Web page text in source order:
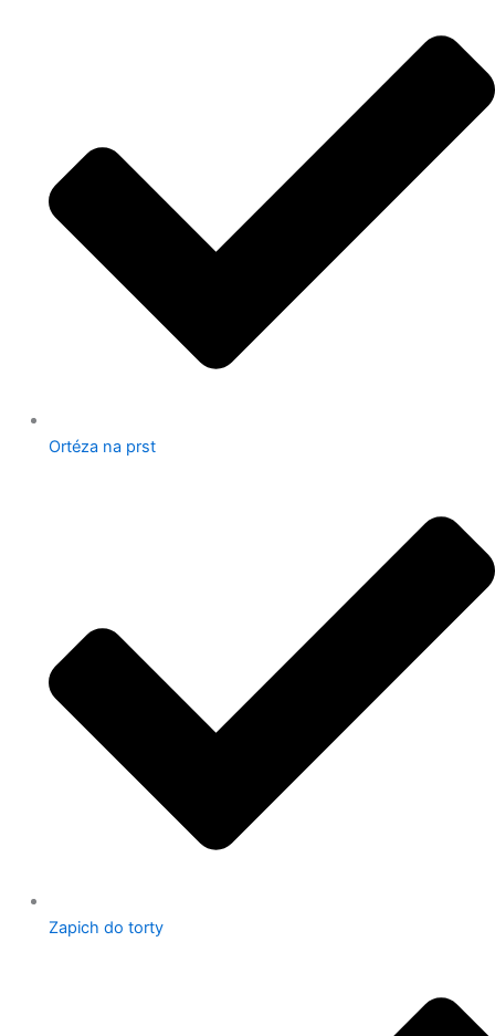
Ortéza na prst
Zapich do torty